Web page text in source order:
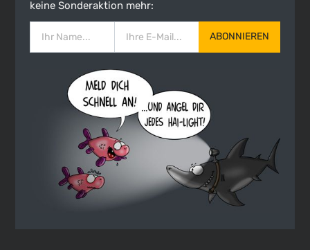
keine Sonderaktion mehr:
ABONNIEREN